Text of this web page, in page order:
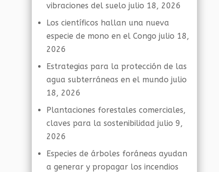
vibraciones del suelo julio 18, 2026
Los científicos hallan una nueva
especie de mono en el Congo julio 18,
2026
Estrategias para la protección de las
agua subterráneas en el mundo julio
18, 2026
Plantaciones forestales comerciales,
claves para la sostenibilidad julio 9,
2026
Especies de árboles foráneas ayudan
a generar y propagar los incendios